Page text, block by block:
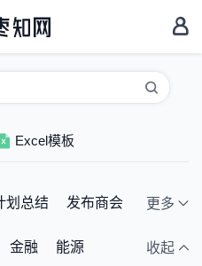
Excel模板
划总结
发布商会
毕业答辩
更多
金融
能源
收起